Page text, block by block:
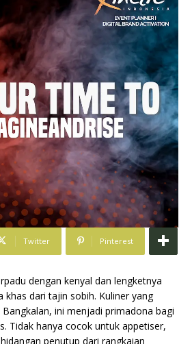
Twitter Pinterest
dengan kenyal dan lengketnya
khas dari tajin sobih. Kuliner yang
ini menjadi primadona bagi
Tidak hanya cocok untuk appetiser,
penutup dari rangkaian